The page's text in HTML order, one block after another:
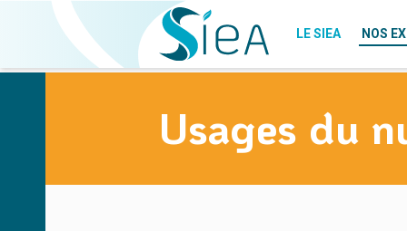
LE SIEA NOS
nous ?
Le Bureau
LE SIEA
QUI SOMMES-NOUS ?
LE BUREAU
NOS EXPERTISES
ÉLECTRIFICATION
CONTACT
Usages du